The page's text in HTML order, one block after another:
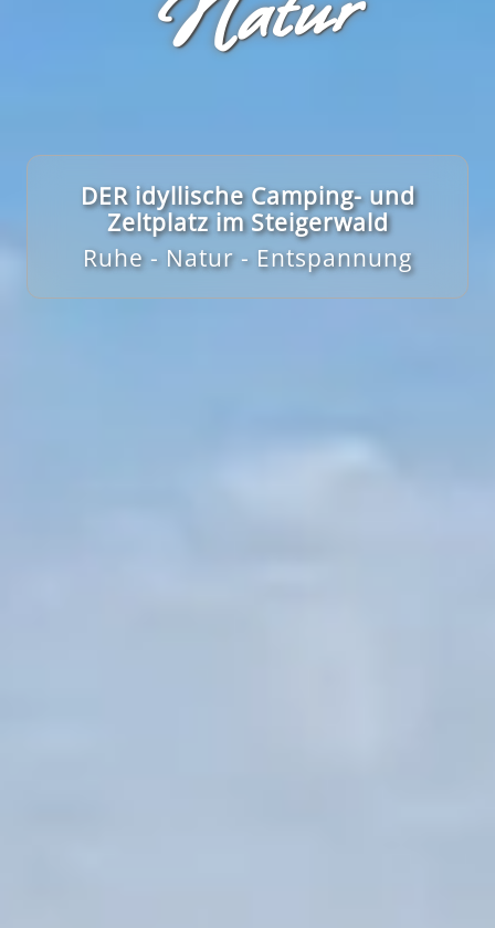
DER idyllische Camping- und
Zeltplatz im Steigerwald
Ruhe - Natur - Entspannung